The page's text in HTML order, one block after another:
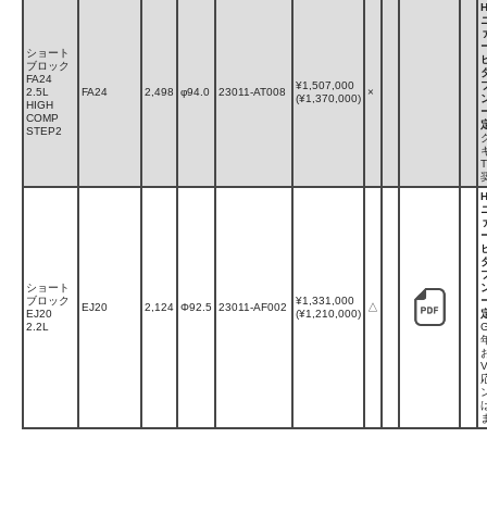
ショート
ブロック
FA24
2.5L
HIGH
COMP
STEP2
FA24 2,498 φ94.0 23011-AT008
¥1,507,000
(¥1,370,000)
×
ショート
ブロック
EJ20
2.2L
EJ20 2,124 Φ92.5 23011-AF002
¥1,331,000
(¥1,210,000)
△